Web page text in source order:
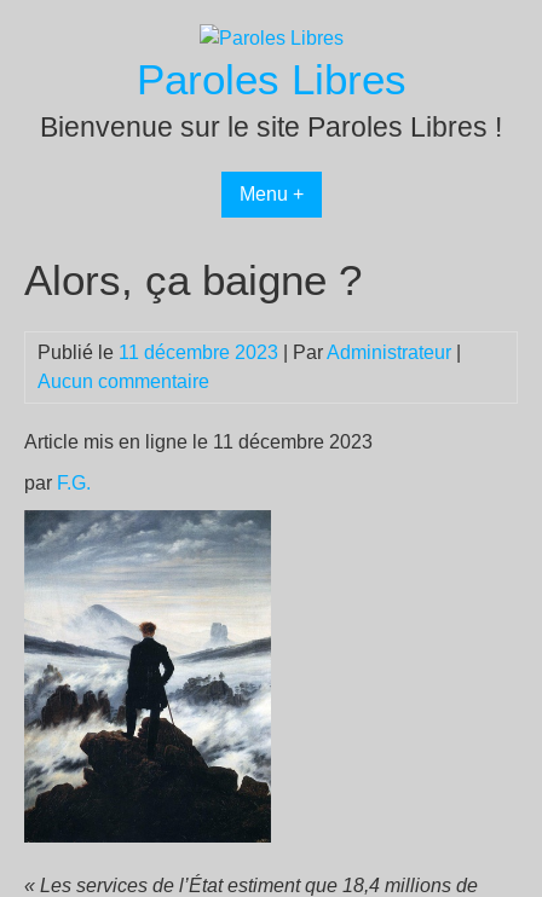
Paroles Libres
Bienvenue sur le site Paroles Libres !
Menu +
Alors, ça baigne ?
Publié le 11 décembre 2023 | ParAdministrateur
Aucun commentaire
Article mis en ligne le 11 décembre 2023
par F.G.
« Les services de l’État estiment que 18,4 millions de